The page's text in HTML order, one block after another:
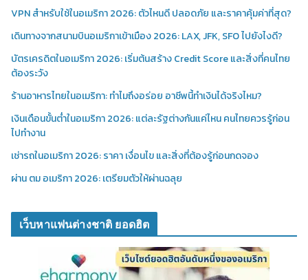
VPN สำหรับใช้ในอเมริกา 2026: ตัวไหนดี ปลอดภัย และราคาคุ้มค่าที่สุด?
เดินทางจากสนามบินอเมริกาเข้าเมือง 2026: LAX, JFK, SFO ไปยังไงดี?
บัตรเครดิตในอเมริกา 2026: เริ่มต้นสร้าง Credit Score และสิ่งที่คนไทย
ต้องระวัง
ร้านอาหารไทยในอเมริกา: ทำไมถึงอร่อย อาชีพนี้ทำเงินได้จริงไหม?
เงินเดือนขั้นต่ำในอเมริกา 2026: แต่ละรัฐต่างกันแค่ไหน คนไทยควรรู้ก่อน
ไปทำงาน
เช่ารถในอเมริกา 2026: ราคา เงื่อนไข และสิ่งที่ต้องรู้ก่อนกดจอง
ผ่าน ตม อเมริกา 2026: เตรียมตัวให้ผ่านฉลุย
เว็บหาแฟนต่างชาติ ยอดฮิต